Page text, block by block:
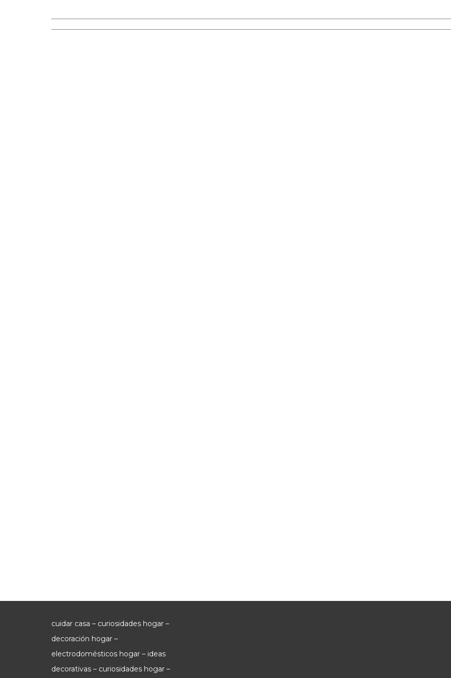
cuidar casa – curiosidades hogar –
decoración hogar –
electrodomésticos hogar – ideas
decorativas – curiosidades hogar –